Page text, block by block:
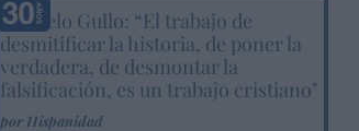
Marcelo Gullo: “El trabajo de
desmitificar la historia, de poner la
verdadera, de desmontar la
falsificación, es un trabajo cristiano"
por Hispanidad